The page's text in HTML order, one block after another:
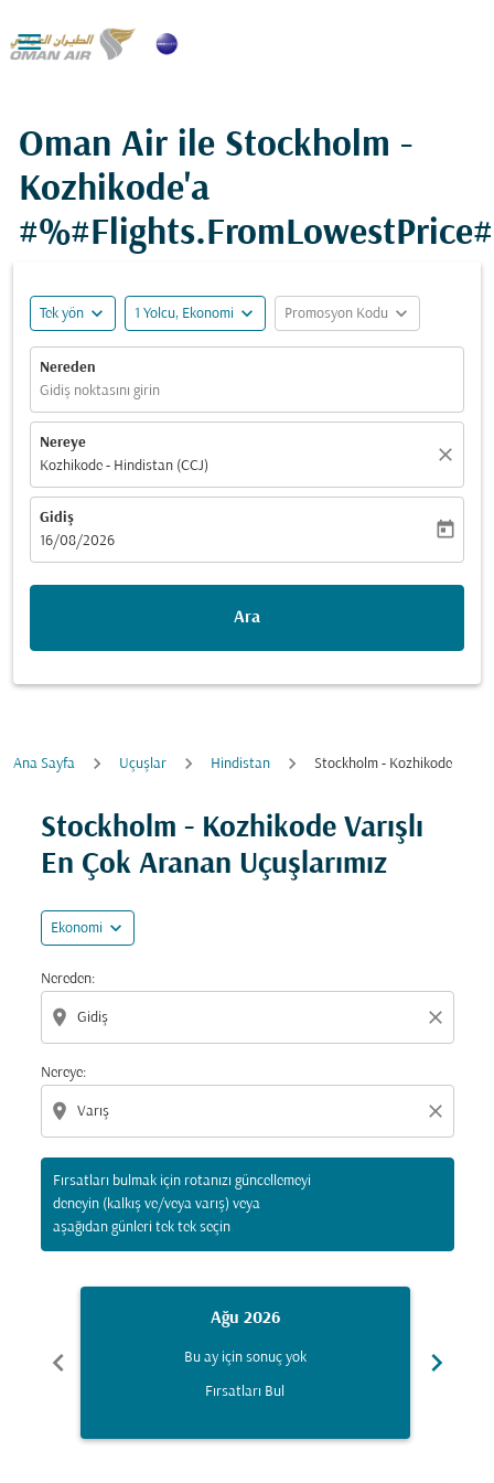

Oman Air ile Stockholm -
Kozhikode'a
Tek yön expand_more 1 Yolcu, Ekonomi expand_more Promosyon Kodu expand_more
Nereden
Gidiş noktasını girin
Nereye
Kozhikode - Hindistan (CCJ)
close
Gidiş
fc-booking-departure-date-aria-label
16/08/2026
today
Ara
Ana Sayfa Uçuşlar Hindistan Stockholm - Kozhikode
Stockholm - Kozhikode Varışlı
En Çok Aranan Uçuşlarımız
Ekonomi expand_more
Nereden:
location_on close
Nereye:
location_on close
Fırsatları bulmak için rotanızı güncellemeyi
deneyin (kalkış ve/veya varış) veya
aşağıdan günleri tek tek seçin
Fırsatları bulmak için rotanızı güncellemeyi deneyin
chevron_left
Ağu 2026
Bu ay için sonuç yok
Fırsatları Bul
chevron_right